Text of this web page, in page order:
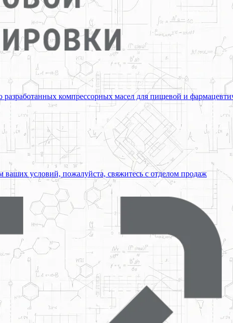
компрессорных масел для пищевой и
условий, пожалуйста, свяжитесь с отделом продаж